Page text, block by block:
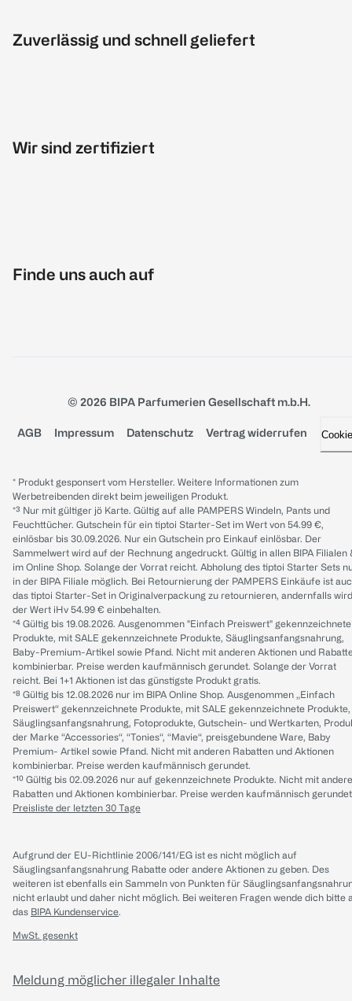
Zuverlässig und schnell geliefert
Wir sind zertifiziert
Finde uns auch auf
© 2026 BIPA Parfumerien Gesellschaft m.b.H.
AGB Impressum Datenschutz Vertrag widerrufen
* Produkt gesponsert vom Hersteller. Weitere Informationen zum
Werbetreibenden direkt beim jeweiligen Produkt.
*³ Nur mit gültiger jö Karte. Gültig auf alle PAMPERS Windeln, Pants und
Feuchttücher. Gutschein für ein tiptoi Starter-Set im Wert von 54.99 €,
einlösbar bis 30.09.2026. Nur ein Gutschein pro Einkauf einlösbar. Der
Sammelwert wird auf der Rechnung angedruckt. Gültig in allen BIPA Filialen
im Online Shop. Solange der Vorrat reicht. Abholung des tiptoi Starter Sets
in der BIPA Filiale möglich. Bei Retournierung der PAMPERS Einkäufe ist
das tiptoi Starter-Set in Originalverpackung zu retournieren, andernfalls wird
der Wert iHv 54.99 € einbehalten.
*⁴ Gültig bis 19.08.2026. Ausgenommen "Einfach Preiswert" gekennzeichnete
Produkte, mit SALE gekennzeichnete Produkte, Säuglingsanfangsnahrung,
Baby-Premium-Artikel sowie Pfand. Nicht mit anderen Aktionen und
kombinierbar. Preise werden kaufmännisch gerundet. Solange der Vorrat
reicht. Bei 1+1 Aktionen ist das günstigste Produkt gratis.
*⁸ Gültig bis 12.08.2026 nur im BIPA Online Shop. Ausgenommen „Einfach
Preiswert“ gekennzeichnete Produkte, mit SALE gekennzeichnete Produkte,
Säuglingsanfangsnahrung, Fotoprodukte, Gutschein- und Wertkarten,
der Marke “Accessories“, “Tonies“, “Mavie“, preisgebundene Ware, Baby
Premium- Artikel sowie Pfand. Nicht mit anderen Rabatten und Aktionen
kombinierbar. Preise werden kaufmännisch gerundet.
*¹⁰ Gültig bis 02.09.2026 nur auf gekennzeichnete Produkte. Nicht mit
Rabatten und Aktionen kombinierbar. Preise werden kaufmännisch
Preisliste der letzten 30 Tage
Aufgrund der EU-Richtlinie 2006/141/EG ist es nicht möglich auf
Säuglingsanfangsnahrung Rabatte oder andere Aktionen zu geben. Des
weiteren ist ebenfalls ein Sammeln von Punkten für
nicht erlaubt und daher nicht möglich. Bei weiteren Fragen wende dich bitte
das BIPA Kundenservice.
MwSt. gesenkt
Meldung möglicher illegaler Inhalte